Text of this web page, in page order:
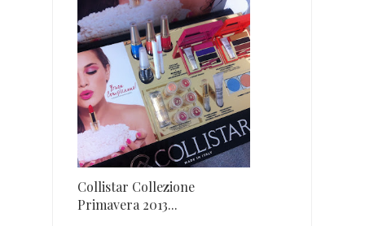
Collistar Collezione
Primavera 2013...